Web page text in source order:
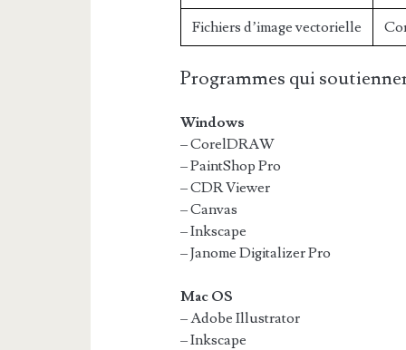
Fichiers d’image vectorielle
Programmes qui
Windows
– CorelDRAW
– PaintShop Pro
– CDR Viewer
– Canvas
– Inkscape
– Janome Digitalizer Pro
Mac OS
– Adobe Illustrator
– Inkscape